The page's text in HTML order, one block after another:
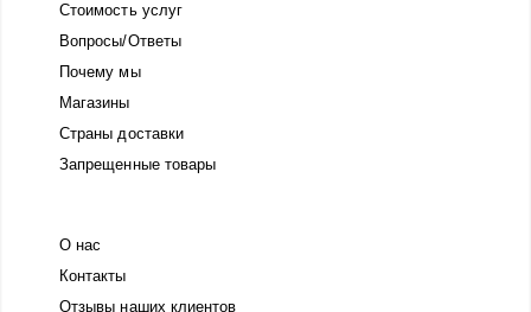
Стоимость услуг
Вопросы/Ответы
Почему мы
Магазины
Страны доставки
Запрещенные товары
О нас
Контакты
Отзывы наших клиентов